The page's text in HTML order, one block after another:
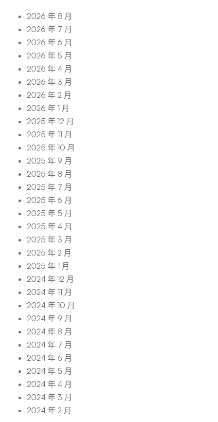
2026 年 8 月
2026 年 7 月
2026 年 6 月
2026 年 5 月
2026 年 4 月
2026 年 3 月
2026 年 2 月
2026 年 1 月
2025 年 12 月
2025 年 11 月
2025 年 10 月
2025 年 9 月
2025 年 8 月
2025 年 7 月
2025 年 6 月
2025 年 5 月
2025 年 4 月
2025 年 3 月
2025 年 2 月
2025 年 1 月
2024 年 12 月
2024 年 11 月
2024 年 10 月
2024 年 9 月
2024 年 8 月
2024 年 7 月
2024 年 6 月
2024 年 5 月
2024 年 4 月
2024 年 3 月
2024 年 2 月